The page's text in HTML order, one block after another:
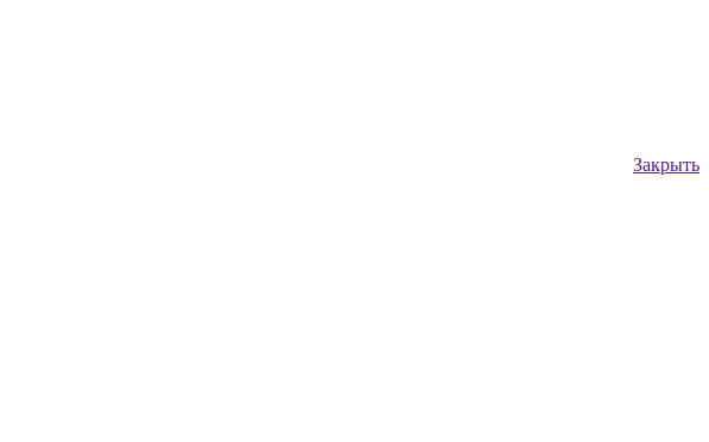
Закрыть